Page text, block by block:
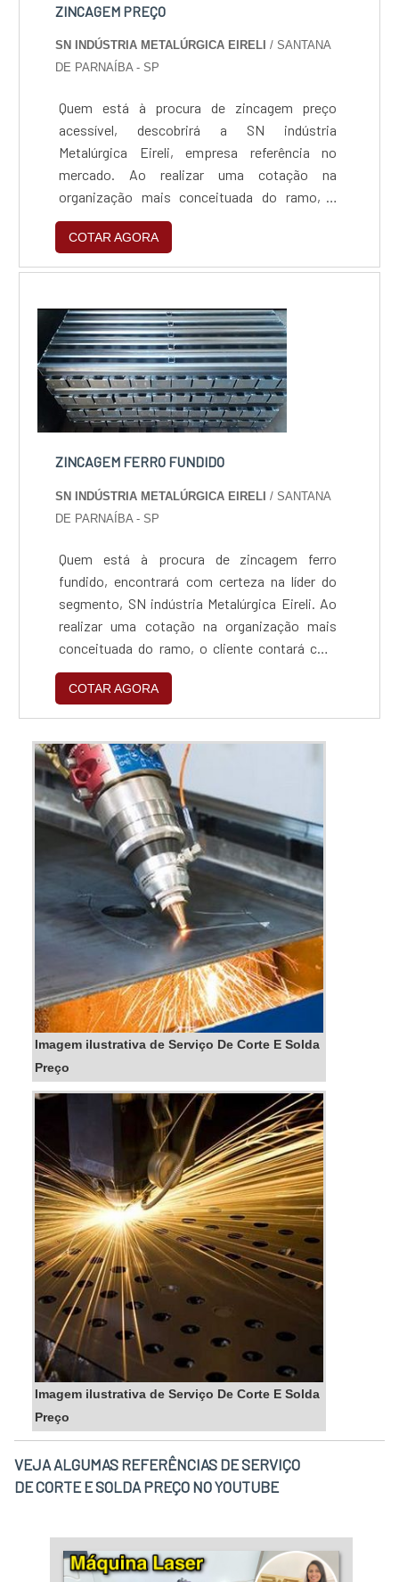
ZINCAGEM PREÇO
SN INDÚSTRIA METALÚRGICA EIRELI/ SANTANA
DE PARNAÍBA - SP
Quem está à procura de zincagem preço
acessível, descobrirá a SN indústria
Metalúrgica Eireli, empresa referência no
mercado. Ao realizar uma cotação na
organização mais conceituada do ramo, o
cliente contará com serviços de excelência e o
suporte de especialistas para sanar eventuais
dúvidas.ZINCAGEM PREÇO JUSTO E
acessível em uma empresa que preza pela
segurança, encontra na internet a SN indús...
COTAR AGORA
ZINCAGEM FERRO FUNDIDO
SN INDÚSTRIA METALÚRGICA EIRELI/ SANTANA
DE PARNAÍBA - SP
Quem está à procura de zincagem ferro
fundido, encontrará com certeza na líder do
segmento, SN indústria Metalúrgica Eireli. Ao
realizar uma cotação na organização mais
conceituada do ramo, o cliente contará com
serviços de excelência e o suporte de
especialistas para sanar eventuais
dúvidas.Quando o assunto é zincagem ferro
Metalúrgica Eireli o cliente encontrará ótima
qualidade e um design...
COTAR AGORA
Imagem ilustrativa de Serviço De Corte E Solda
Preço
Imagem ilustrativa de Serviço De Corte E Solda
Preço
VEJA ALGUMAS REFERÊNCIAS DE SERVIÇO
DE CORTE E SOLDA PREÇO NO YOUTUBE